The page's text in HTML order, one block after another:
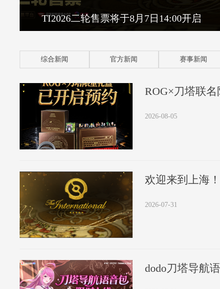
TI2026二轮售票将于8月7日14:00开启
综合新闻 官方新闻 赛事新闻
2026-08-05
欢迎来到上海
2026-07-31
dodo刀塔导航